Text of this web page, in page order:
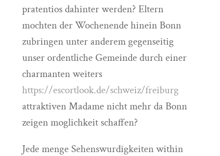
pratentios dahinter werden? Eltern
mochten der Wochenende hinein Bonn
zubringen unter anderem gegenseitig
unser ordentliche Gemeinde durch einer
charmanten weiters
https://escortlook.de/schweiz/freiburg
attraktiven Madame nicht mehr da Bonn
zeigen moglichkeit schaffen?
Jede menge Sehenswurdigkeiten within